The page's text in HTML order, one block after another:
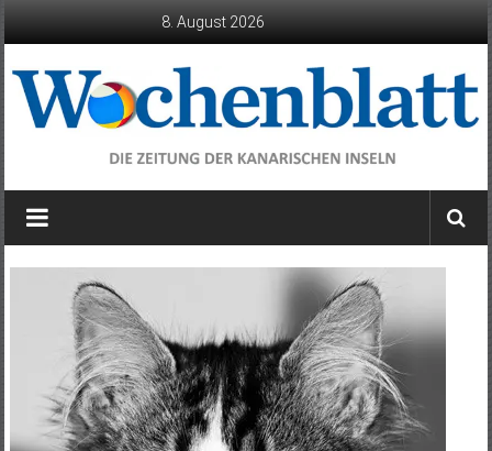
8. August 2026
Wochenblatt
die
Kanarischen